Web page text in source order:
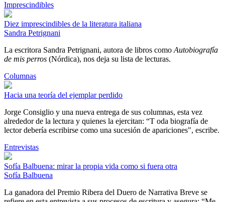
Imprescindibles
Diez imprescindibles de la literatura italiana
Sandra Petrignani
La escritora Sandra Petrignani, autora de libros como Autobiografía
de mis perros (Nórdica), nos deja su lista de lecturas.
Columnas
Hacia una teoría del ejemplar perdido
Jorge Consiglio y una nueva entrega de sus columnas, esta vez
alrededor de la lectura y quienes la ejercitan: “T oda biografía de
lector debería escribirse como una sucesión de apariciones", escribe.
Entrevistas
Sofía Balbuena: mirar la propia vida como si fuera otra
Sofía Balbuena
La ganadora del Premio Ribera del Duero de Narrativa Breve se